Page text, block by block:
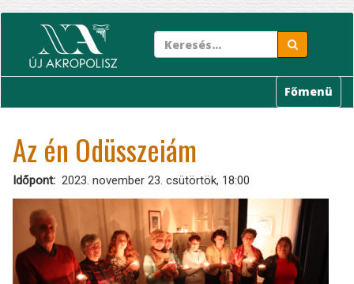
tartalomra
Főmenü
Az én Odüsszeiám
Időpont 2023. november 23. csütörtök, 18:00